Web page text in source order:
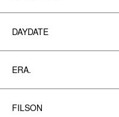
DAYDATE
ERA.
FILSON